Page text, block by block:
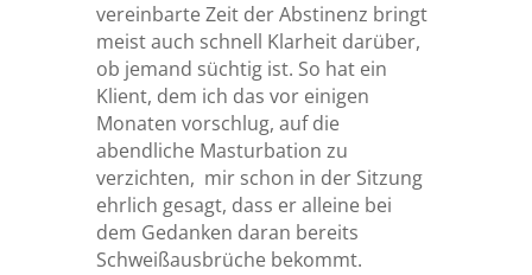
vereinbarte Zeit der Abstinenz bringt
meist auch schnell Klarheit darüber,
ob jemand süchtig ist. So hat ein
Klient, dem ich das vor einigen
Monaten vorschlug, auf die
abendliche Masturbation zu
verzichten, mir schon in der Sitzung
ehrlich gesagt, dass er alleine bei
dem Gedanken daran bereits
Schweißausbrüche bekommt.